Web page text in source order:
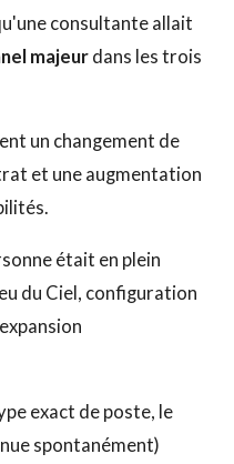
consultante allait
majeur dans les trois
un changement de
et une augmentation
était en plein
du Ciel, configuration
exact de poste, le
spontanément)